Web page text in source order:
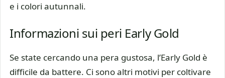
e i colori autunnali.
Informazioni sui peri Early Gold
Se state cercando una pera gustosa, l’Early Gold è
difficile da battere. Ci sono altri motivi per coltivare